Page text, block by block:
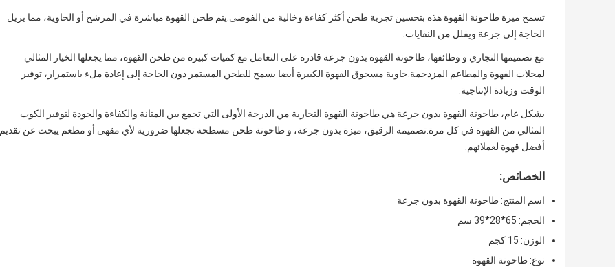
تسمح ميزة طاحونة القهوة هذه بتحسين تجربة طحن أكثر كفاءة وخالية من الفوضى.يتم طحن القهوة مباشرة في المرشح أو الحاوية، مما يزيل
الحاجة إلى جرعة ويقلل من النفايات.
مع تصميمها التجاري و وظائفها، طاحونة القهوة بدون جرعة قادرة على التعامل مع كميات كبيرة من طحن القهوة، مما يجعلها الخيار المثالي
لمحلات القهوة والمطاعم المزدحمة.حاوية مسحوق القهوة الكبيرة أيضا يسمح للطحن المستمر دون الحاجة إلى إعادة ملء باستمرار، توفير
الوقت وزيادة الإنتاجية.
بشكل عام، طاحونة القهوة بدون جرعة هي طاحونة القهوة التجارية من الدرجة الأولى التي تجمع بين المتانة والكفاءة والجودة لتوفير الكوب
المثالي من القهوة في كل مرة.تصميمه الرقيق، ميزة بدون جرعة، و طاحونة طحن مسطحة تجعلها ضرورية لأي مقهى أو مطعم يبحث عن تقديم
أفضل قهوة لعملائهم.
الخصائص:
اسم المنتج: طاحونة القهوة بدون جرعة
الحجم: 65*28*39 سم
الوزن: 15 كجم
نوع: طاحونة القهوة